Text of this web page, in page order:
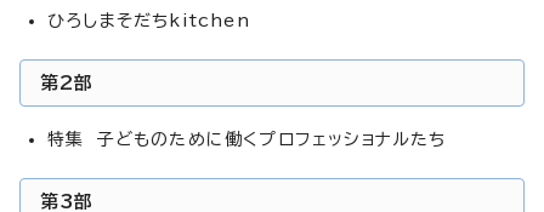
ひろしまそだちkitchen
第2部
特集 子どものために働くプロフェッショナルたち
第3部